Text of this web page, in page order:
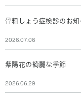
骨粗しょう症検診のお知
2026.07.06
紫陽花の綺麗な季節
2026.06.29